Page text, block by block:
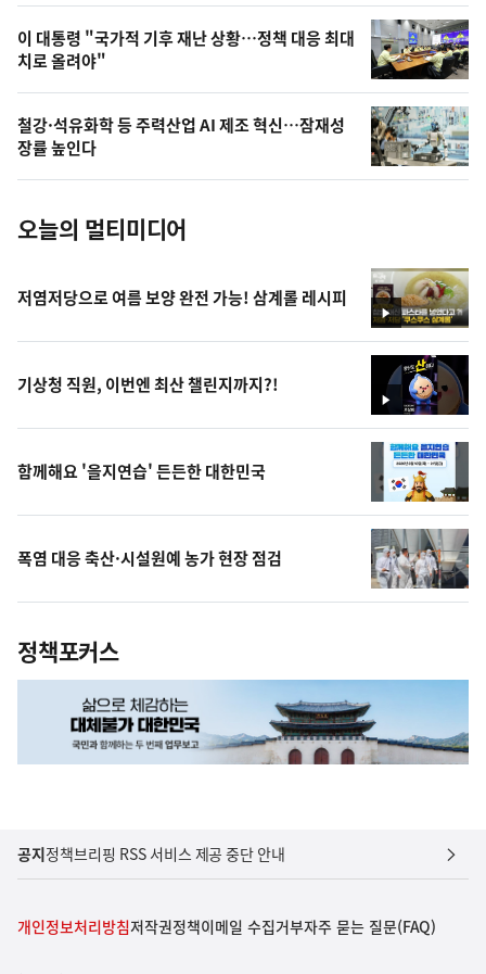
오
늘
의
사
진
이 대통령 "국가적 기후 재난 상황…정책 대응 최대
치로 올려야"
철강·석유화학 등 주력산업 AI 제조 혁신…잠재성
장률 높인다
오늘의 멀티미디어
영
상
저염저당으로 여름 보양 완전 가능! 삼계롤 레시피
영
상
기상청 직원, 이번엔 최산 챌린지까지?!
함께해요 '을지연습' 든든한 대한민국
폭염 대응 축산·시설원예 농가 현장 점검
정책포커스
공지정책브리핑 RSS 서비스 제공 중단 안내
개인정보처리방침저작권정책이메일 수집거부자주 묻는 질문(FAQ)